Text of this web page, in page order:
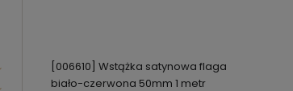
[006610] Wstążka satynowa flaga
biało-czerwona 50mm 1 metr